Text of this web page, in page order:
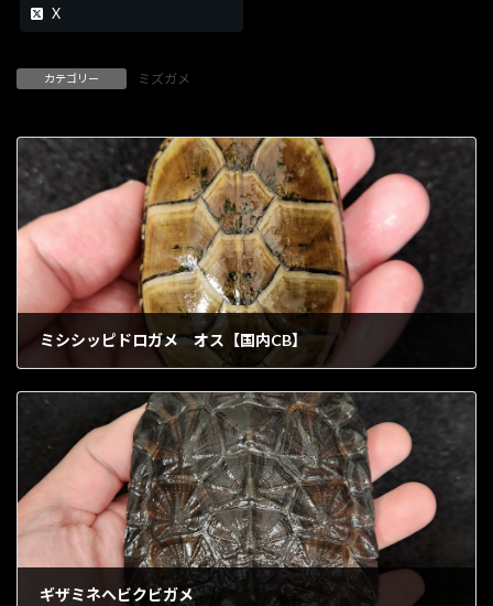
X
カテゴリー ミズガメ
ミシシッピドロガメ オス【国内CB】
ギザミネヘビクビガメ